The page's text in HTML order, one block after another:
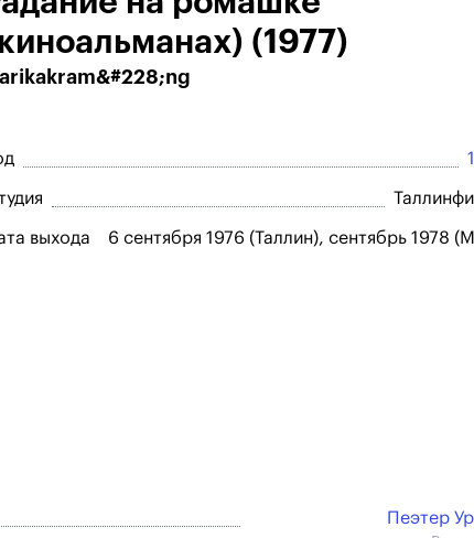
(1977)
выхода 6 сентября 1976 (Таллин), сентябрь 1978
Пеэтер